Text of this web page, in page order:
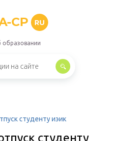
CP RU
студенту иэик
студенту